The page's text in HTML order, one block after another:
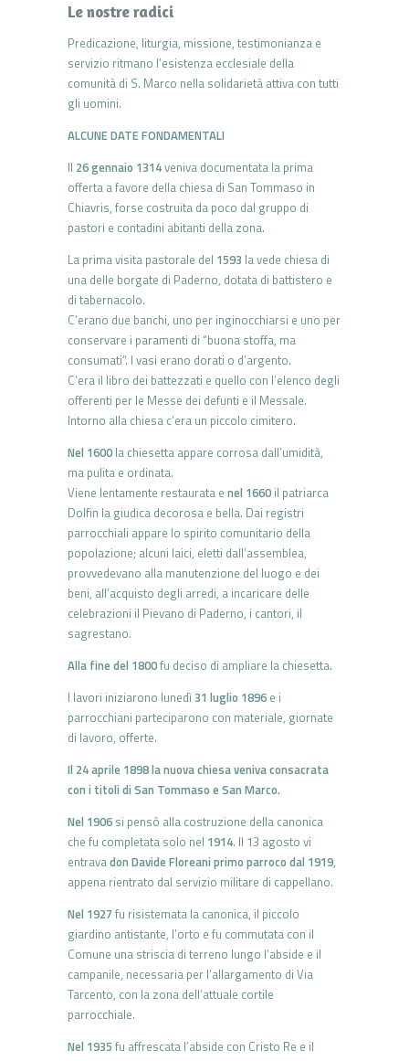
Le nostre radici
Predicazione, liturgia, missione, testimonianza e
servizio ritmano l’esistenza ecclesiale della
comunità di S. Marco nella solidarietà attiva con tutti
gli uomini.
ALCUNE DATE FONDAMENTALI
Il 26 gennaio 1314veniva documentata la prima
offerta a favore della chiesa di San Tommaso in
Chiavris, forse costruita da poco dal gruppo di
pastori e contadini abitanti della zona.
La prima visita pastorale del 1593 la vede chiesa di
una delle borgate di Paderno, dotata di battistero e
di tabernacolo.
C’erano due banchi, uno per inginocchiarsi e uno per
conservare i paramenti di “buona stoffa, ma
consumati”. I vasi erano dorati o d’argento.
C’era il libro dei battezzati e quello con l’elenco degli
offerenti per le Messe dei defunti e il Messale.
Intorno alla chiesa c’era un piccolo cimitero.
Nel 1600 la chiesetta appare corrosa dall’umidità,
ma pulita e ordinata.
Viene lentamente restaurata e nel 1660 il patriarca
Dolfin la giudica decorosa e bella. Dai registri
parrocchiali appare lo spirito comunitario della
popolazione; alcuni laici, eletti dall’assemblea,
provvedevano alla manutenzione del luogo e dei
beni, all’acquisto degli arredi, a incaricare delle
celebrazioni il Pievano di Paderno, i cantori, il
sagrestano.
Alla fine del 1800fu deciso di ampliare la chiesetta.
I lavori iniziarono lunedì31 luglio 1896 e i
parrocchiani parteciparono con materiale, giornate
di lavoro, offerte.
Il 24 aprile 1898 la nuova chiesa veniva consacrata
con i titoli di San Tommaso e San Marco.
Nel 1906 si pensò alla costruzione della canonica
che fu completata solo nel 1914. Il 13 agosto vi
entravadon Davide Floreani primo parroco dal 1919,
appena rientrato dal servizio militare di cappellano.
Nel 1927 fu risistemata la canonica, il piccolo
giardino antistante, l’orto e fu commutata con il
Comune una striscia di terreno lungo l’abside e il
campanile, necessaria per l’allargamento di Via
Tarcento, con la zona dell’attuale cortile
parrocchiale.
Nel 1935 fu affrescata l’abside con Cristo Re e il